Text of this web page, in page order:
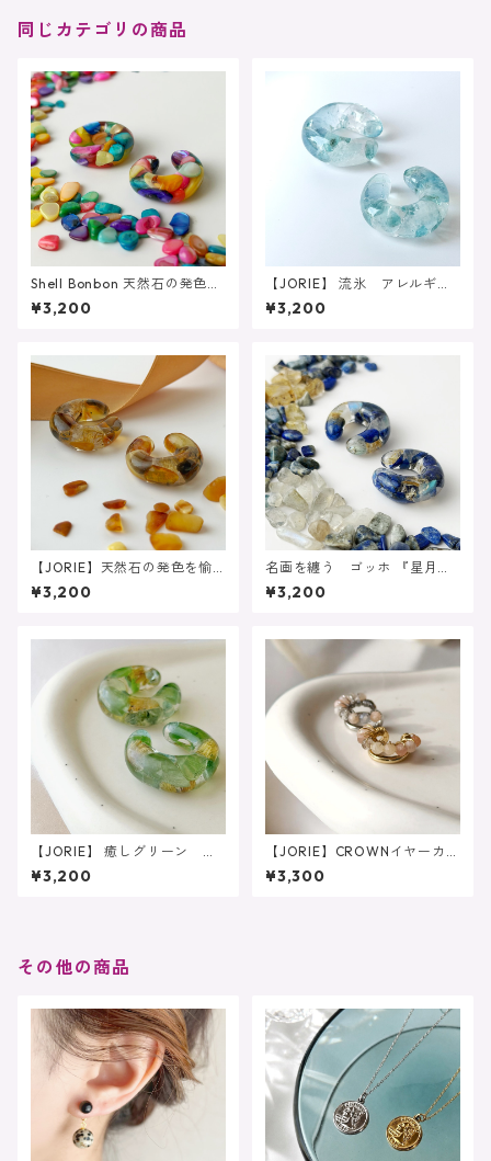
同じカテゴリの商品
Shell Bonbon 天然石の発色を
愉しむイヤーカフ アレルギ
ー対応 大人のポップカラ
¥3,200
【JORIE】 流氷 アレルギー
対応 大人のブルー 天然石
イヤーカフ アクアマリン
¥3,200
【JORIE】天然石の発色を愉
しむ 年中活躍カラー❤️ アレ
ルギー対応 大人の琥珀ブラ
¥3,200
名画を纏う ゴッホ 『星月
夜』イヤーカフ ラピスラズ
リ ルチルクォーツ ラブラ
¥3,200
【JORIE】 癒しグリーン 新
緑アレルギー対応 大人のブ
ルー 天然石イヤーカフ ネ
¥3,200
【JORIE】CROWNイヤーカ
フ 金属アレルギー対応 ム
ーンストーン マルチカラ
¥3,300
その他の商品